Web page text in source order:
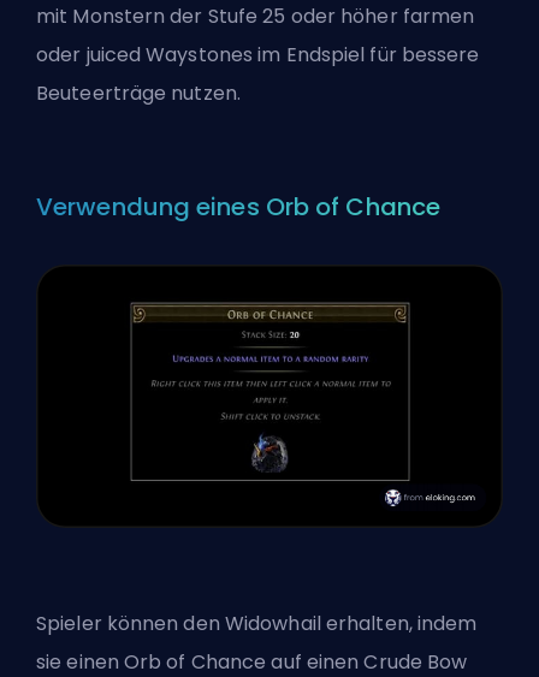
mit Monstern der Stufe 25 oder höher farmen
oder juiced Waystones im Endspiel für bessere
Beuteerträge nutzen.
Verwendung eines Orb of Chance
Spieler können den Widowhail erhalten, indem
sie einen Orb of Chance auf einen Crude Bow